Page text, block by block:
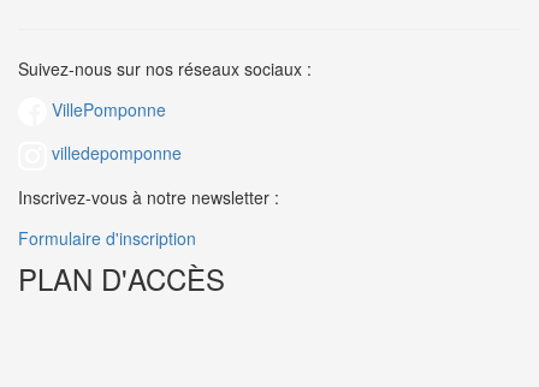
Suivez-nous sur nos réseaux sociaux :
VillePomponne
villedepomponne
Inscrivez-vous à notre newsletter :
Formulaire d'inscription
PLAN D'ACCÈS